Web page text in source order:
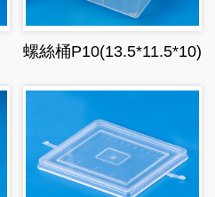
螺絲桶P10(13.5*11.5*10)